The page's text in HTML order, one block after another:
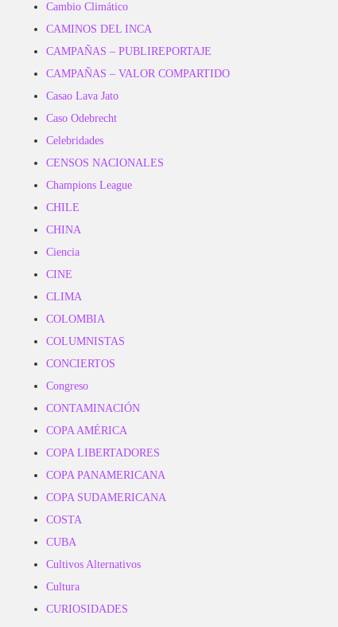
Cambio Climático
CAMINOS DEL INCA
CAMPAÑAS – PUBLIREPORTAJE
CAMPAÑAS – VALOR COMPARTIDO
Casao Lava Jato
Caso Odebrecht
Celebridades
CENSOS NACIONALES
Champions League
CHILE
CHINA
Ciencia
CINE
CLIMA
COLOMBIA
COLUMNISTAS
CONCIERTOS
Congreso
CONTAMINACIÓN
COPA AMÉRICA
COPA LIBERTADORES
COPA PANAMERICANA
COPA SUDAMERICANA
COSTA
CUBA
Cultivos Alternativos
Cultura
CURIOSIDADES